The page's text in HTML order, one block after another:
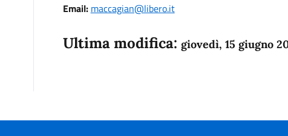
Email: maccagian@libero.it
Ultima modifica: giovedì, 15 giugno